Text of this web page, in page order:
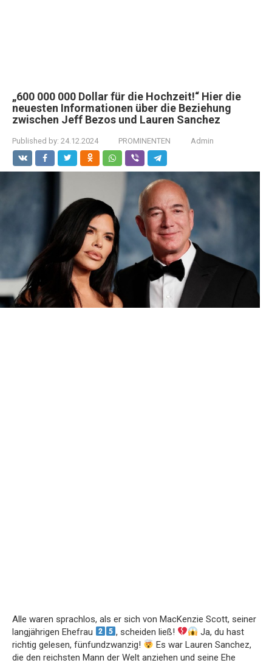
„600 000 000 Dollar für die Hochzeit!“ Hier die
neuesten Informationen über die Beziehung
zwischen Jeff Bezos und Lauren Sanchez
Published by: 24.12.2024 PROMINENTEN Admin
Alle waren sprachlos, als er sich von MacKenzie Scott, seiner
langjährigen Ehefrau
, scheiden ließ!
Ja, du hast
richtig gelesen, fünfundzwanzig!
Es war Lauren Sanchez,
die den reichsten Mann der Welt anziehen und seine Ehe